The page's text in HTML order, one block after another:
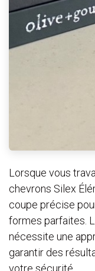
Lorsque vous
chevrons Silex
coupe précise
formes parfaites.
nécessite une
garantir des
votre sécurité.